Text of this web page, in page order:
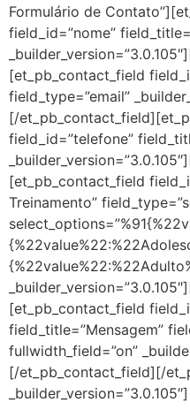
Formulário de
field_id=”nome”
[et_pb_contact_field
field_type=”email”
[/
field_id=”telefone”
[et_pb_contact_field
Treinamento”
[et_pb_contact_field
field_title=”Mensagem”
fullwidth_field=”on”
[/et_pb_contact_field][/
_builder_version=”3.0.105″]